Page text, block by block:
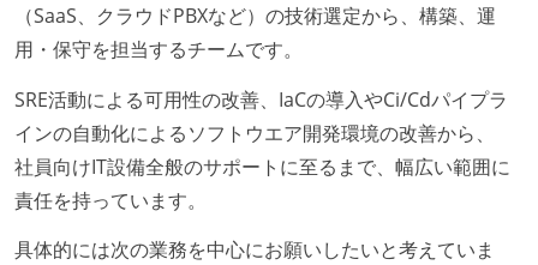
（SaaS、クラウドPBXなど）の技術選定から、構築、運
用・保守を担当するチームです。
SRE活動による可用性の改善、IaCの導入やCi/Cdパイプラ
インの自動化によるソフトウエア開発環境の改善から、
社員向けIT設備全般のサポートに至るまで、幅広い範囲に
責任を持っています。
具体的には次の業務を中心にお願いしたいと考えていま